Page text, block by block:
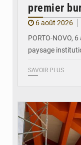
premier
6 août 2026
PORTO-NOVO,
paysage
SAVOIR PLUS